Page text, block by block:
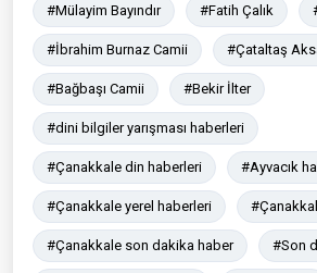
#Mülayim Bayındır #Fatih Çalık
#İbrahim Burnaz Camii #Çataltaş
#Bağbaşı Camii #Bekir İlter
#dini bilgiler yarışması haberleri
#Çanakkale din haberleri #Ayvacık
#Çanakkale yerel haberleri
#Çanakkale son dakika haber #Son